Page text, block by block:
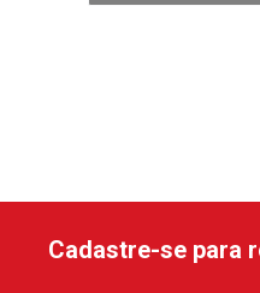
Cadastre-se para